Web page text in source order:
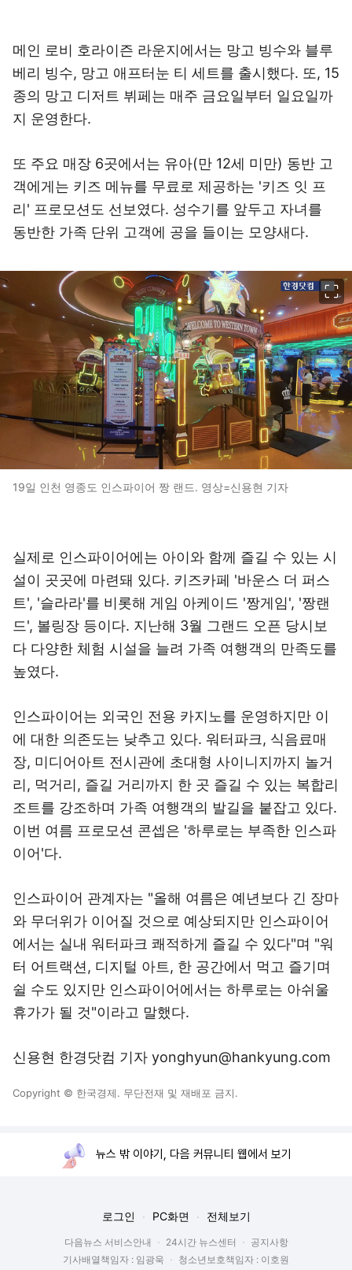
메인 로비 호라이즌 라운지에서는 망고 빙수와 블루
베리 빙수, 망고 애프터눈 티 세트를 출시했다. 또, 15
종의 망고 디저트 뷔페는 매주 금요일부터 일요일까
지 운영한다.
또 주요 매장 6곳에서는 유아(만 12세 미만) 동반 고
객에게는 키즈 메뉴를 무료로 제공하는 '키즈 잇 프
리' 프로모션도 선보였다. 성수기를 앞두고 자녀를
동반한 가족 단위 고객에 공을 들이는 모양새다.
19일 인천 영종도 인스파이어 짱 랜드. 영상=신용현 기자
실제로 인스파이어에는 아이와 함께 즐길 수 있는 시
설이 곳곳에 마련돼 있다. 키즈카페 '바운스 더 퍼스
트', '슬라라'를 비롯해 게임 아케이드 '짱게임', '짱랜
드', 볼링장 등이다. 지난해 3월 그랜드 오픈 당시보
다 다양한 체험 시설을 늘려 가족 여행객의 만족도를
높였다.
인스파이어는 외국인 전용 카지노를 운영하지만 이
에 대한 의존도는 낮추고 있다. 워터파크, 식음료매
장, 미디어아트 전시관에 초대형 사이니지까지 놀거
리, 먹거리, 즐길 거리까지 한 곳 즐길 수 있는 복합리
조트를 강조하며 가족 여행객의 발길을 붙잡고 있다.
이번 여름 프로모션 콘셉은 '하루로는 부족한 인스파
이어'다.
인스파이어 관계자는 "올해 여름은 예년보다 긴 장마
와 무더위가 이어질 것으로 예상되지만 인스파이어
에서는 실내 워터파크 쾌적하게 즐길 수 있다"며 "워
터 어트랙션, 디지털 아트, 한 공간에서 먹고 즐기며
쉴 수도 있지만 인스파이어에서는 하루로는 아쉬울
휴가가 될 것"이라고 말했다.
신용현 한경닷컴 기자 yonghyun@hankyung.com
Copyright © 한국경제. 무단전재 및 재배포 금지.
뉴스 밖 이야기, 다음 커뮤니티 웹에서 보기
로그인 PC화면 전체보기
다음뉴스 서비스안내 24시간 뉴스센터
공지사항
기사배열책임자 : 임광욱
청소년보호책임자 : 이호원